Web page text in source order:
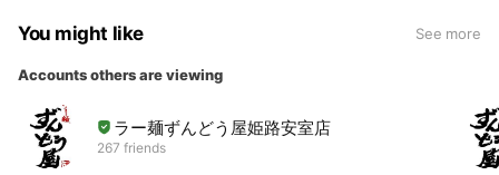
You might like See more
Accounts others are viewing
ラー麺ずんどう屋姫路安室店
267 friends